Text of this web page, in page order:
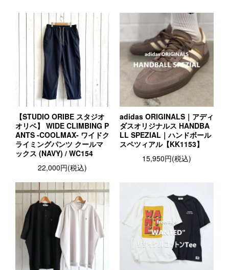
【STUDIO ORIBE スタジオ
オリベ】 WIDE CLIMBING P
ANTS -COOLMAX- ワイドク
ライミングパンツ クールマ
ックス (NAVY) / WC154
22,000円(税込)
adidas ORIGINALS｜アディ
ダスオリジナルス HANDBA
LL SPEZIAL｜ハンドボール
スペツィアル【KK1153】
15,950円(税込)